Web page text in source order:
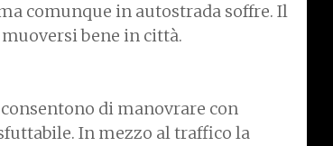
comunque in autostrada soffre. Il
bene in città.
di manovrare con
In mezzo al traffico la